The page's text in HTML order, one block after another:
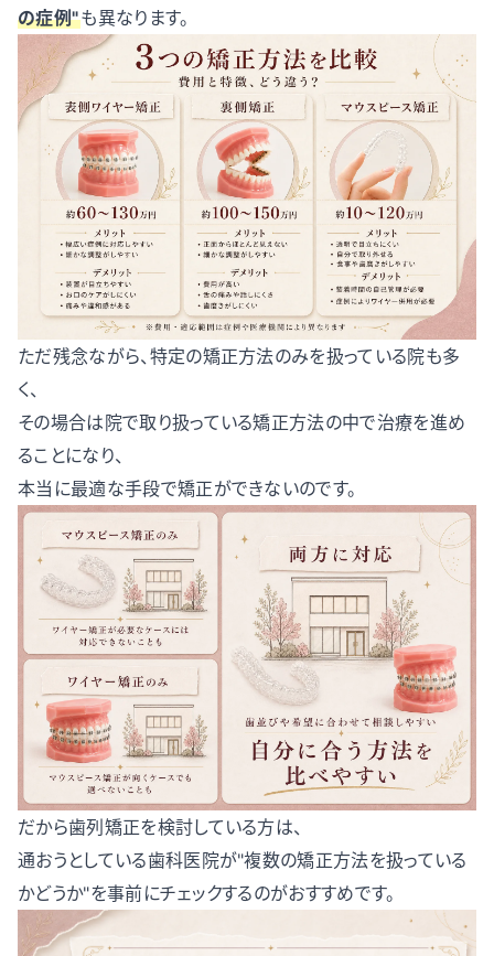
の症例"も異なります。
ただ残念ながら、特定の矯正方法のみを扱っている院も多
く、
その場合は院で取り扱っている矯正方法の中で治療を進め
ることになり、
本当に最適な手段で矯正ができないのです。
だから歯列矯正を検討している方は、
通おうとしている歯科医院が"複数の矯正方法を扱っている
かどうか"を事前にチェックするのがおすすめです。